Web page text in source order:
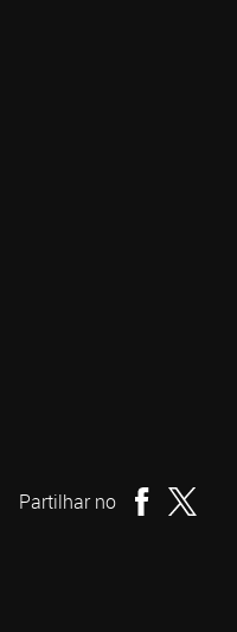
Partilhar no